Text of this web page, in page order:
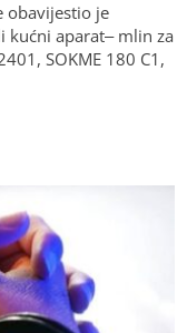
obavijestio je
kućni aparat– mlin za
SOKME 180 C1,